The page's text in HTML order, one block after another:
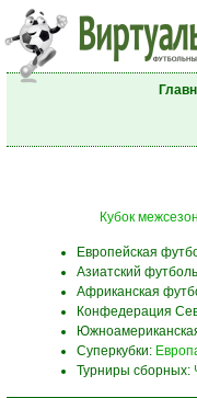
Кубок
Европейская
Азиатский
Африканская
Конфедерация
Суперкубки:
Турниры сборных: